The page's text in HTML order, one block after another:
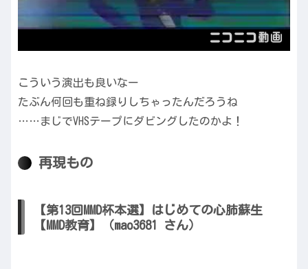
こういう演出も良いなー
たぶん何回も重ね録りしちゃったんだろうね
……まじでVHSテープにダビングしたのかよ！
再現もの
【第13回MMD杯本選】はじめての心肺蘇生
【MMD教育】（mao3681 さん）